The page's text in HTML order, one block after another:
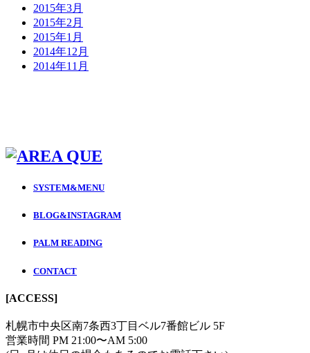
2015年3月
2015年2月
2015年1月
2014年12月
2014年11月
SYSTEM&MENU
BLOG&INSTAGRAM
PALM READING
CONTACT
[ACCESS]
札幌市中央区南7条西3丁目ベル7番館ビル 5F
営業時間 PM 21:00〜AM 5:00